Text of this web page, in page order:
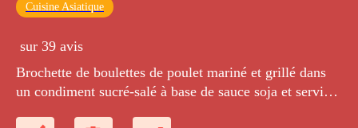
Cuisine Asiatique
sur 39 avis
Brochette de boulettes de poulet mariné et grillé dans
un condiment sucré-salé à base de sauce soja et servies